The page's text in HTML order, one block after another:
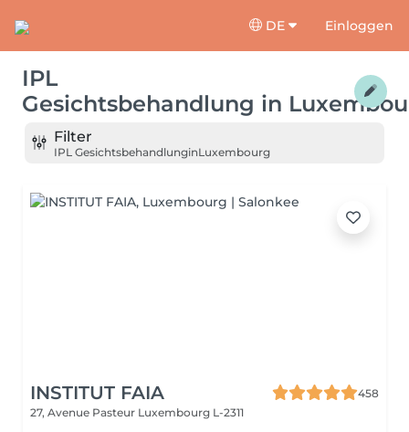
DE Einloggen
IPL
Gesichtsbehandlung in
Filter
IPL GesichtsbehandlunginLuxembourg
INSTITUT FAIA
458
27, Avenue Pasteur Luxembourg L-2311